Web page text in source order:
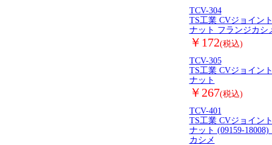
TCV-304
TS工業 CVジョイン
ナット フランジカシ
￥172(税込)
TCV-305
TS工業 CVジョイン
ナット
￥267(税込)
TCV-401
TS工業 CVジョイン
ナット (09159-18008)
カシメ